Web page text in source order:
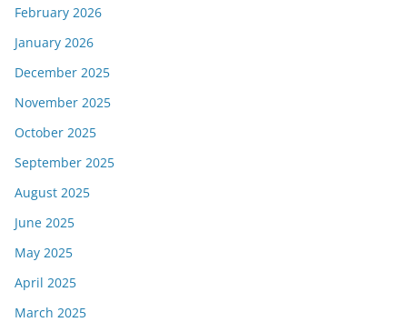
February 2026
January 2026
December 2025
November 2025
October 2025
September 2025
August 2025
June 2025
May 2025
April 2025
March 2025